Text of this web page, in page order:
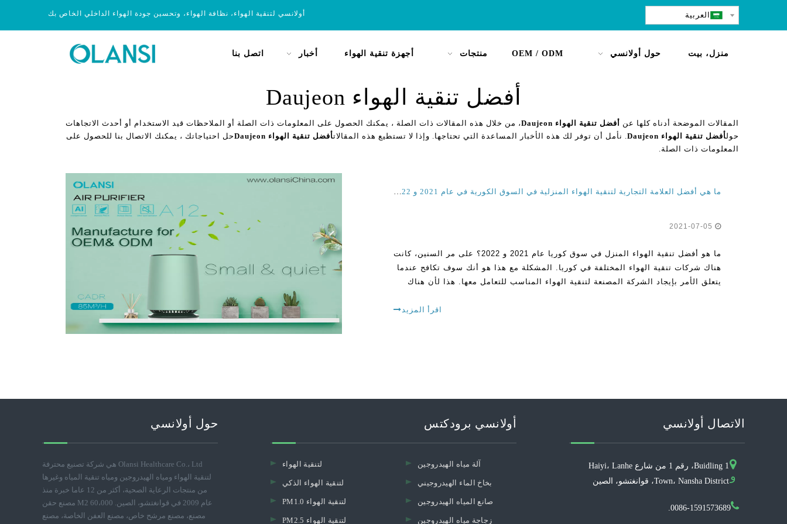
أولانسي لتنقية الهواء، نظافة الهواء، وتحسين جودة الهواء الداخلي الخاص بك العربية
منزل، بيت حول أولانسي OEM / ODM منتجات أجهزة تنقية الهواء أخبار اتصل بنا
أفضل تنقية الهواء Daujeon
المقالات الموضحة أدناه كلها عن أفضل تنقية الهواء Daujeon
، من خلال هذه المقالات ذات الصلة ، يمكنك الحصول على المعلومات ذات الصلة أو الملاحظات قيد الاستخدام أو أحدث الاتجاهات
حولأفضل تنقية الهواء Daujeon . نأمل أن توفر لك هذه الأخبار المساعدة التي تحتاجها. وإذا لا تستطيع هذه المقالاتأفضل تنقية الهواء Daujeon
حل احتياجاتك ، يمكنك الاتصال بنا للحصول على
المعلومات ذات الصلة.
ما هي أفضل العلامة التجارية لتنقية الهواء المنزلية في السوق الكورية في عام 2021 و 2022؟
ما هو أفضل تنقية الهواء المنزل في سوق كوريا عام 2021 و 2022؟ على مر السنين، كانت
هناك شركات تنقية الهواء المختلفة في كوريا. المشكلة مع هذا هو أنك سوف تكافح عندما
يتعلق الأمر بإيجاد الشركة المصنعة لتنقية الهواء المناسب للتعامل معها. هذا لأن هناك
اقرأ المزيد
حول أولانسي
Olansi Healthcare Co.، Ltd هي شركة تصنيع محترفة
لتنقية الهواء ومياه الهيدروجين ومياه تنقية المياه وغيرها
من منتجات الرعاية الصحية، أكثر من 12 عاما خبرة منذ
عام 2009 في قوانغتشو، الصين. 60،000 M2 مصنع حقن
مصنع، مصنع مرشح خاص، مصنع العفن الخاصة، مصنع
أولانسي برودكتس
لتنقية الهواء
لتنقية الهواء الذكي
PM1.0 لتنقية الهواء
PM2.5 لتنقية الهواء
آلة مياه الهيدروجين
بخاخ الماء الهيدروجيني
صانع المياه الهيدروجين
زجاجة مياه الهيدروجين
الاتصال أولانسي
و
Buidling 1، رقم 1 من شارع Haiyi، Lanhe
Town، Nansha District، قوانغتشو، الصين
0086-1591573689.